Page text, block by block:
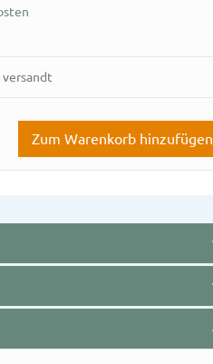
versandt
Zum Warenkorb hinzufügen